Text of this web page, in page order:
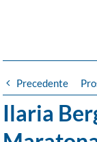
Precedente
Ilaria